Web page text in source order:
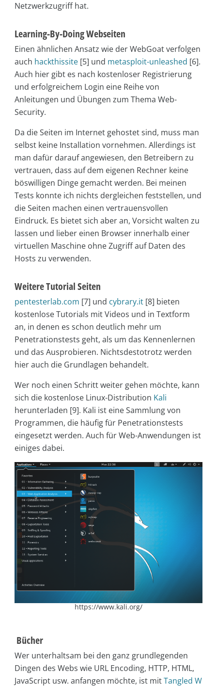
Netzwerkzugriff hat.
Learning-By-Doing Webseiten
Einen ähnlichen Ansatz wie der WebGoat verfolgen
auch hackthissite [5] und metasploit-unleashed [6].
Auch hier gibt es nach kostenloser Registrierung
und erfolgreichem Login eine Reihe von
Anleitungen und Übungen zum Thema Web-
Security.
Da die Seiten im Internet gehostet sind, muss man
selbst keine Installation vornehmen. Allerdings ist
man dafür darauf angewiesen, den Betreibern zu
vertrauen, dass auf dem eigenen Rechner keine
böswilligen Dinge gemacht werden. Bei meinen
Tests konnte ich nichts dergleichen feststellen, und
die Seiten machen einen vertrauensvollen
Eindruck. Es bietet sich aber an, Vorsicht walten zu
lassen und lieber einen Browser innerhalb einer
virtuellen Maschine ohne Zugriff auf Daten des
Hosts zu verwenden.
Weitere Tutorial Seiten
pentesterlab.com [7] und cybrary.it [8] bieten
kostenlose Tutorials mit Videos und in Textform
an, in denen es schon deutlich mehr um
Penetrationstests geht, als um das Kennenlernen
und das Ausprobieren. Nichtsdestotrotz werden
hier auch die Grundlagen behandelt.
Wer noch einen Schritt weiter gehen möchte, kann
sich die kostenlose Linux-Distribution Kali
herunterladen [9]. Kali ist eine Sammlung von
Programmen, die häufig für Penetrationstests
eingesetzt werden. Auch für Web-Anwendungen ist
einiges dabei.
https://www.kali.org/
Bücher
Wer unterhaltsam bei den ganz grundlegenden
Dingen des Webs wie URL Encoding, HTTP, HTML,
JavaScript usw. anfangen möchte, ist mitTangled W